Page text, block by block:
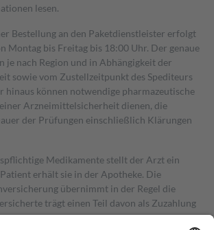
lesen.
Bestellung an den Paketdienstleister erfolgt
Montag bis Freitag bis 18:00 Uhr. Der genaue
je nach Region und in Abhängigkeit der
sowie vom Zustellzeitpunkt des Spediteurs
hinaus können notwendige pharmazeutische
Arzneimittelsicherheit dienen, die
der Prüfungen einschließlich Klärungen
Medikamente stellt der Arzt ein
erhält sie in der Apotheke. Die
übernimmt in der Regel die
trägt einen Teil davon als Zuzahlung